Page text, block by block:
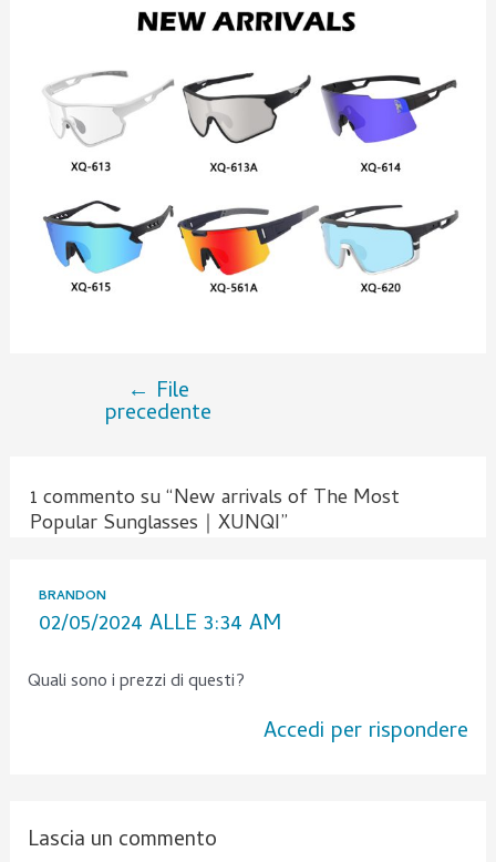
← File
precedente
1 commento su “New arrivals of The Most
Popular Sunglasses｜XUNQI”
BRANDON
02/05/2024 ALLE 3:34 AM
Quali sono i prezzi di questi?
Accedi per rispondere
Lascia un commento